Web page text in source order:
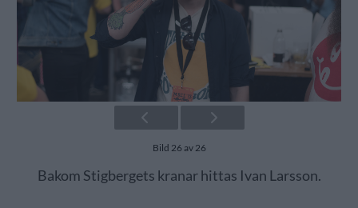
Bild 26 av 26
Bakom Stigbergets kranar hittas Ivan Larsson.